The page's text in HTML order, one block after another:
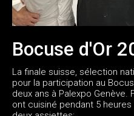
Bocuse d'Or
La finale suisse, sélection
pour la participation au
deux ans à Palexpo Genève.
ont cuisiné pendant 5